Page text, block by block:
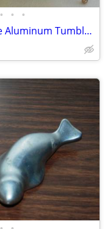
• • •
1960’s Regal Ware GREEN Supreme Aluminum Tumblers 8 with Rack 10 Oz